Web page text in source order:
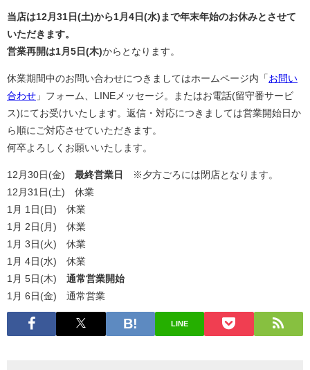
当店は12月31日(土)から1月4日(水)まで年末年始のお休みとさせて
いただきます。
営業再開は1月5日(木)からとなります。
休業期間中のお問い合わせにつきましてはホームページ内「 お問い
合わせ 」フォーム、LINEメッセージ。またはお電話(留守番サービ
ス)にてお受けいたします。返信・対応につきましては営業開始日か
ら順にご対応させていただきます。
何卒よろしくお願いいたします。
12月30日(金) 最終営業日
※夕方ごろには閉店となります。
12月31日(土) 休業
1月 1日(日) 休業
1月 2日(月) 休業
1月 3日(火) 休業
1月 4日(水) 休業
1月 5日(木) 通常営業開始
1月 6日(金) 通常営業
LINE